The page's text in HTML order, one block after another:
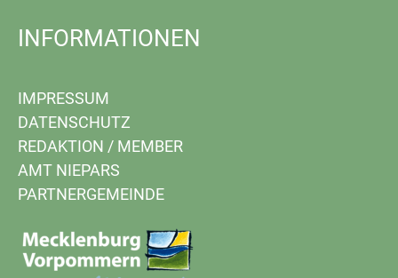
INFORMATIONEN
IMPRESSUM
DATENSCHUTZ
REDAKTION / MEMBER
AMT NIEPARS
PARTNERGEMEINDE